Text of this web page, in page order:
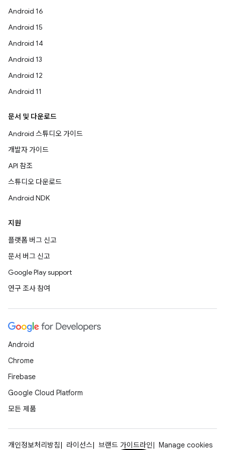
Android 16
Android 15
Android 14
Android 13
Android 12
Android 11
문서 및 다운로드
Android 스튜디오 가이드
개발자 가이드
API 참조
스튜디오 다운로드
Android NDK
지원
플랫폼 버그 신고
문서 버그 신고
Google Play support
연구 조사 참여
Android
Chrome
Firebase
Google Cloud Platform
모든 제품
개인정보처리방침 라이선스 브랜드 가이드라인
Manage cookies